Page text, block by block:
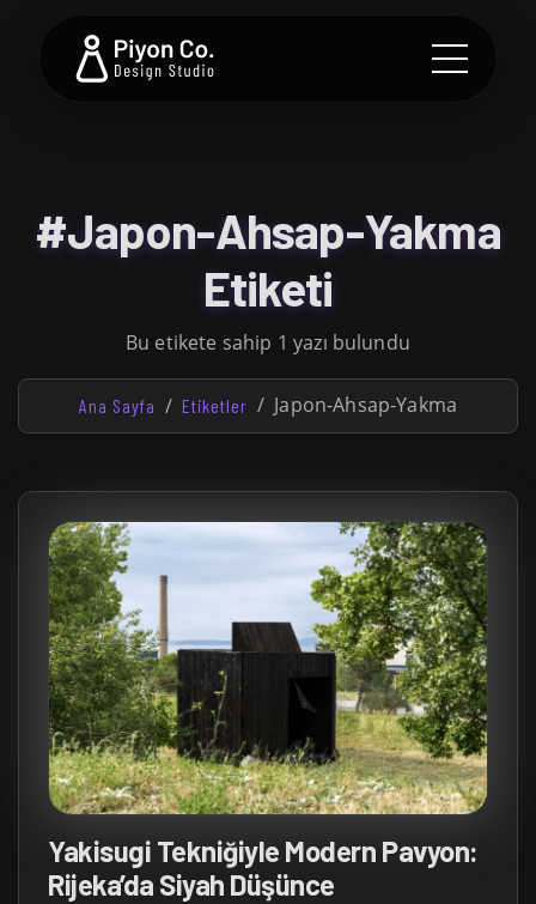
#Japon-Ahsap-Yakma
Etiketi
Bu etikete sahip 1 yazı bulundu
Ana Sayfa Etiketler Japon-Ahsap-Yakma
Yakisugi Tekniğiyle Modern Pavyon:
Rijeka’da Siyah Düşünce